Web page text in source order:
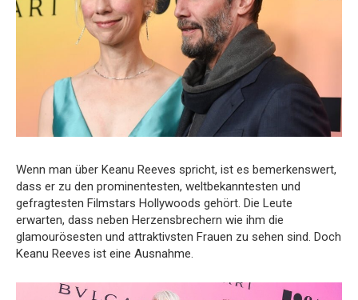
Wenn man über Keanu Reeves spricht, ist es bemerkenswert,
dass er zu den prominentesten, weltbekanntesten und
gefragtesten Filmstars Hollywoods gehört. Die Leute
erwarten, dass neben Herzensbrechern wie ihm die
glamourösesten und attraktivsten Frauen zu sehen sind. Doch
Keanu Reeves ist eine Ausnahme.